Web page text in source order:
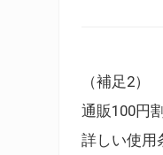
（補足2）
通販100円
詳しい使用